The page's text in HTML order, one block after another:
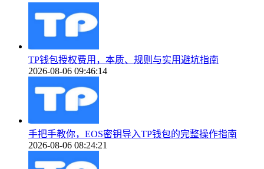
TP钱包授权费用，本质、规则与实用避坑指南
2026-08-06 09:46:14
手把手教你，EOS密钥导入TP钱包的完整操作指南
2026-08-06 08:24:21